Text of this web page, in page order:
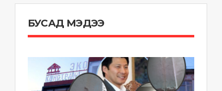
БУСАД МЭДЭЭ